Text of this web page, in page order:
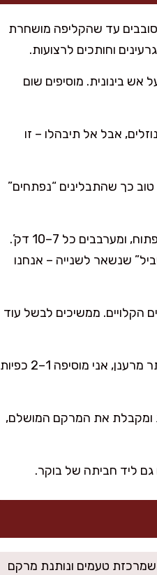
עד שהקליפה מושחרת
בינונית. מוסיפים שום
אבל אל תיבהלו – זו
כך שהתבלינים “נפתחים”
מבשלים על אש בינונית-נמוכה 45–60 דק’, ללא מכסה או עם מכסה חצי פתוח, ומערבבים כל 7–10 דק’.
שנשאר לשנייה – אנחנו
הקלויים. ממשיכים לבשל עוד
טועמים ומתקנים מלח/חריפות. אם בא לי סלט מטבוחה מרוקאי קצת יותר מרענן, אני מוסיפה 1–2 כפיות
10–15 דק’. היא מתייצבת ומקבלת את המרקם המושלם,
ליד חביתה של בוקר.
טעמים ונותנת מרקם